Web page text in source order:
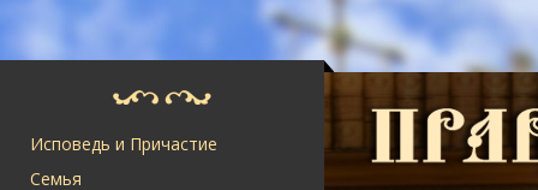
Исповедь и Причастие
Семья